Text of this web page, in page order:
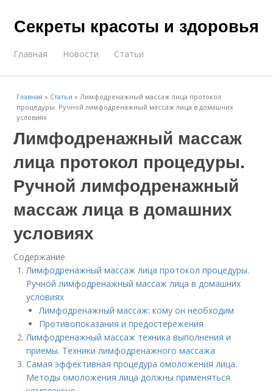
Секреты красоты и здоровья
Главная Новости Статьи
Главная » Статьи »Лимфодренажный массаж лица протокол
процедуры. Ручной лимфодренажный массаж лица в домашних
условиях
Лимфодренажный массаж
лица протокол процедуры.
Ручной лимфодренажный
массаж лица в домашних
условиях
Содержание
Лимфодренажный массаж лица протокол процедуры.
Ручной лимфодренажный массаж лица в домашних
условиях
Лимфодренажный массаж: кому он необходим
Противопоказания и предостережения
Лимфодренажный массаж техника выполнения и
приемы. Техники лимфодренажного массажа
Самая эффективная процедура омоложения лица.
Методы омоложения лица должны применяться